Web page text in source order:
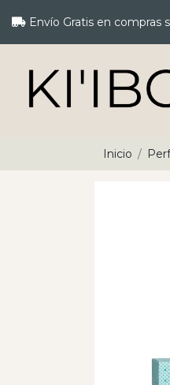
Envío Gratis en compras
Inicio